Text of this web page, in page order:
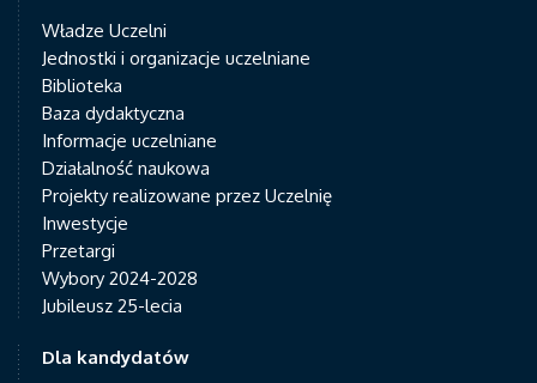
Władze Uczelni
Jednostki i organizacje uczelniane
Biblioteka
Baza dydaktyczna
Informacje uczelniane
Działalność naukowa
Projekty realizowane przez Uczelnię
Inwestycje
Przetargi
Wybory 2024-2028
Jubileusz 25-lecia
Dla kandydatów